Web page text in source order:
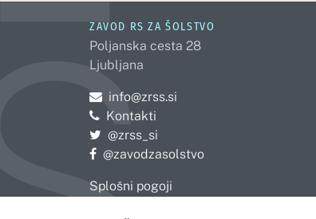
ZAVOD RS ZA ŠOLSTVO
Poljanska cesta 28
Ljubljana
Pošljite e-mail na
info@zrss.si
Kontakti
Pojdite na Twitter:
@zrss_si
Pojdite na Facebook:
@zavodzasolstvo
Splošni pogoji